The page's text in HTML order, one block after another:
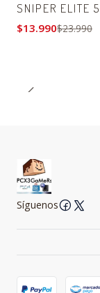
SNIPER ELITE
$13.990$23.990
Síguenos